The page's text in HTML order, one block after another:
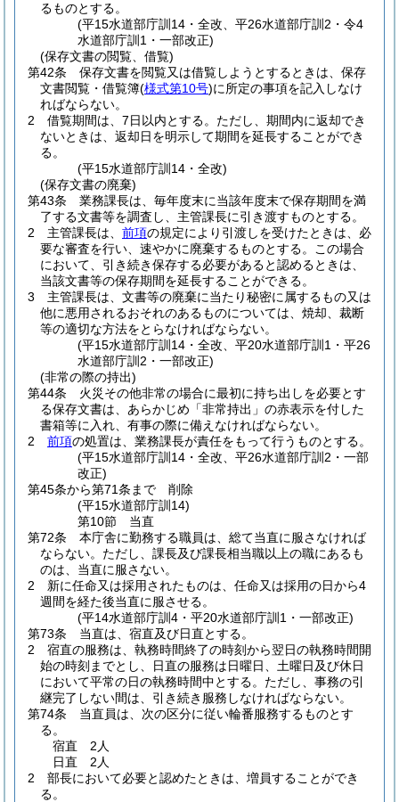
るものとする。
(平15水道部庁訓14・全改、平26水道部庁訓2・令4
水道部庁訓1・一部改正)
(保存文書の閲覧、借覧)
第42条
保存文書を閲覧又は借覧しようとするときは、保存
文書閲覧・借覧簿(様式第10号)に所定の事項を記入しなけ
ればならない。
2
借覧期間は、7日以内とする。 ただし、期間内に返却でき
ないときは、返却日を明示して期間を延長することができ
る。
(平15水道部庁訓14・全改)
(保存文書の廃棄)
第43条
業務課長は、毎年度末に当該年度末で保存期間を満
了する文書等を調査し、主管課長に引き渡すものとする。
2
主管課長は、 前項の規定により引渡しを受けたときは、必
要な審査を行い、速やかに廃棄するものとする。
この場合
において、引き続き保存する必要があると認めるときは、
当該文書等の保存期間を延長することができる。
3
主管課長は、文書等の廃棄に当たり秘密に属するもの又は
他に悪用されるおそれのあるものについては、焼却、裁断
等の適切な方法をとらなければならない。
(平15水道部庁訓14・全改、平20水道部庁訓1・平26
水道部庁訓2・一部改正)
(非常の際の持出)
第44条
火災その他非常の場合に最初に持ち出しを必要とす
る保存文書は、あらかじめ「非常持出」の赤表示を付した
書箱等に入れ、有事の際に備えなければならない。
2
前項の処置は、業務課長が責任をもって行うものとする。
(平15水道部庁訓14・全改、平26水道部庁訓2・一部
改正)
第45条から第71条まで
削除
(平15水道部庁訓14)
第10節
当直
第72条
本庁舎に勤務する職員は、総て当直に服さなければ
ならない。 ただし、課長及び課長相当職以上の職にあるも
のは、当直に服さない。
2
新に任命又は採用されたものは、任命又は採用の日から4
週間を経た後当直に服させる。
(平14水道部庁訓4・平20水道部庁訓1・一部改正)
第73条
当直は、宿直及び日直とする。
2
宿直の服務は、執務時間終了の時刻から翌日の執務時間開
始の時刻までとし、日直の服務は日曜日、土曜日及び休日
において平常の日の執務時間中とする。 ただし、事務の引
継完了しない間は、引き続き服務しなければならない。
第74条
当直員は、次の区分に従い輪番服務するものとす
る。
宿直 2人
日直 2人
2
部長において必要と認めたときは、増員することができ
る。